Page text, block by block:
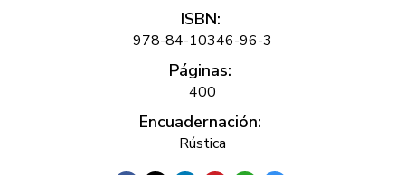
ISBN:
978-84-10346-96-3
Páginas:
400
Encuadernación:
Rústica